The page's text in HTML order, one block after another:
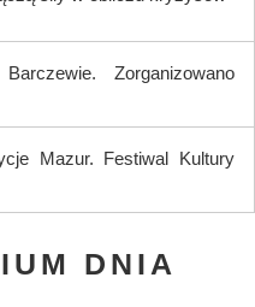
Zorganizowano
Mazur. Festiwal Kultury
DNIA